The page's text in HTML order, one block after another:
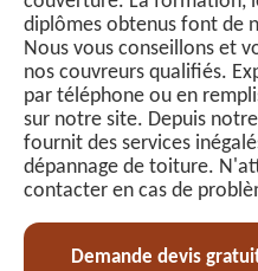
diplômes obtenus font de
Nous vous conseillons et
nos couvreurs qualifiés.
par téléphone ou en
sur notre site. Depuis
fournit des services
dépannage de toiture.
contacter en cas de
Demande devis